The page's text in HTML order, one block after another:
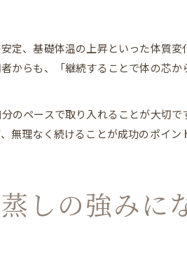
定、基礎体温の上昇といった体質
からも、「継続することで体の芯
のペースで取り入れることが大切
無理なく続けることが成功のポイン
しの強みに